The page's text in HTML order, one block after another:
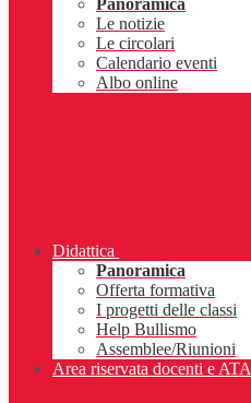
Panoramica
Le notizie
Le circolari
Calendario eventi
Albo online
Didattica
Panoramica
Offerta formativa
I progetti delle classi
Help Bullismo
Assemblee/Riunioni
Area riservata docenti e ATA